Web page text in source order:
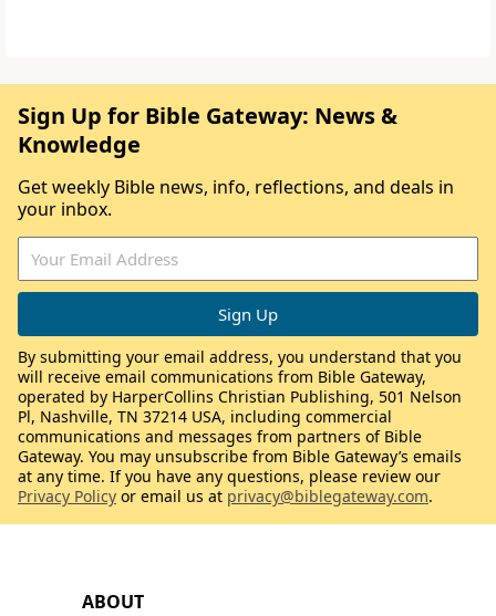
ABOUT
Sign Up for Bible Gateway: News &
Knowledge
Get weekly Bible news, info, reflections, and deals in
your inbox.
By submitting your email address, you understand that you
will receive email communications from Bible Gateway,
operated by HarperCollins Christian Publishing, 501 Nelson
Pl, Nashville, TN 37214 USA, including commercial
communications and messages from partners of Bible
Gateway. You may unsubscribe from Bible Gateway’s emails
at any time. If you have any questions, please review our
Privacy Policy or email us at privacy@biblegateway.com.